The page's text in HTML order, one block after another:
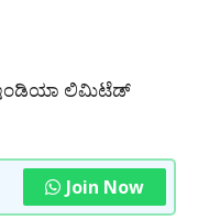
ಇಂಡಿಯಾ ಲಿಮಿಟೆಡ್
Join Now